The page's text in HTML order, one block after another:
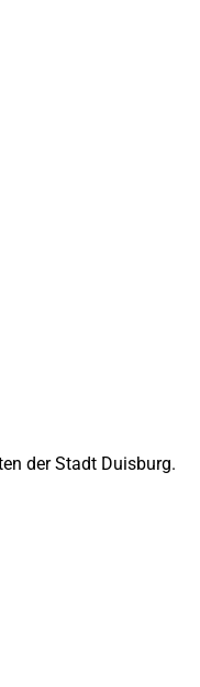
der Stadt Duisburg.